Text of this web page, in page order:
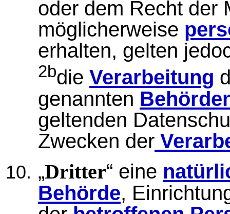
oder dem Recht der
möglicherweise
erhalten, gelten
2bdie Verarbeitung
genannten
geltenden
Zwecken der
„Dritter“ eine
Behörde,